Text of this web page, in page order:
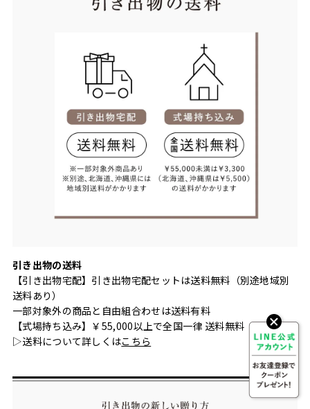
引き出物の送料
【引き出物宅配】引き出物宅配セットは送料無料（別途地域別
送料あり）
一部対象外の商品と自由組合わせは送料有料
【式場持ち込み】￥55,000以上で全国一律 送料無料
▷送料について詳しくはこちら